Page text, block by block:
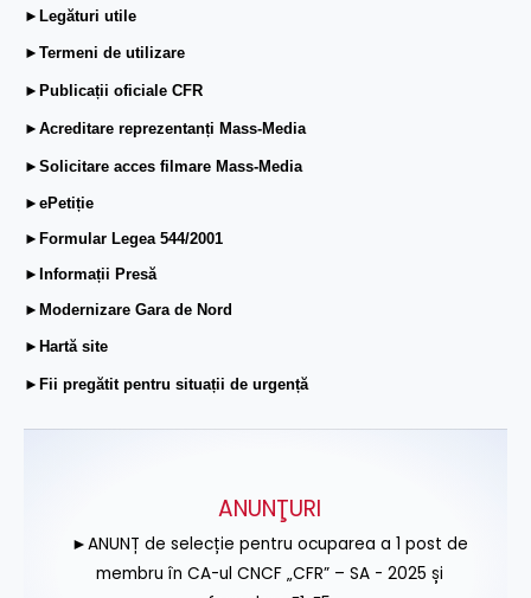
►Legături utile
►Termeni de utilizare
►Publicații oficiale CFR
►Acreditare reprezentanți Mass-Media
►Solicitare acces filmare Mass-Media
►ePetiție
►Formular Legea 544/2001
►Informații Presă
►Modernizare Gara de Nord
►Hartă site
►Fii pregătit pentru situații de urgență
ANUNŢURI
►ANUNȚ de selecție pentru ocuparea a 1 post de
membru în CA-ul CNCF „CFR” – SA - 2025 și